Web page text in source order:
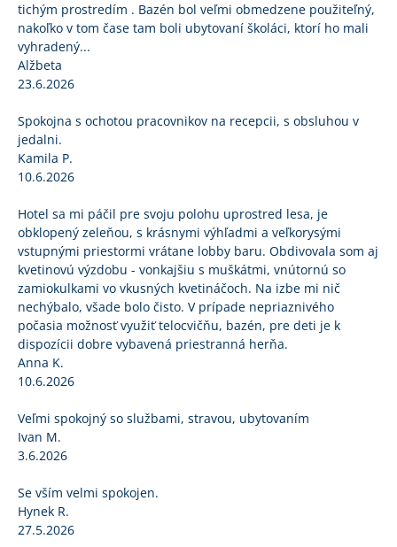
tichým prostredím . Bazén bol veľmi obmedzene použiteľný,
nakoľko v tom čase tam boli ubytovaní školáci, ktorí ho mali
vyhradený...
Alžbeta
23.6.2026
Spokojna s ochotou pracovnikov na recepcii, s obsluhou v
jedalni.
Kamila P.
10.6.2026
Hotel sa mi páčil pre svoju polohu uprostred lesa, je
obklopený zeleňou, s krásnymi výhľadmi a veľkorysými
vstupnými priestormi vrátane lobby baru. Obdivovala som aj
kvetinovú výzdobu - vonkajšiu s muškátmi, vnútornú so
zamiokulkami vo vkusných kvetináčoch. Na izbe mi nič
nechýbalo, všade bolo čisto. V prípade nepriaznivého
počasia možnosť využiť telocvičňu, bazén, pre deti je k
dispozícii dobre vybavená priestranná herňa.
Anna K.
10.6.2026
Veľmi spokojný so službami, stravou, ubytovaním
Ivan M.
3.6.2026
Se vším velmi spokojen.
Hynek R.
27.5.2026